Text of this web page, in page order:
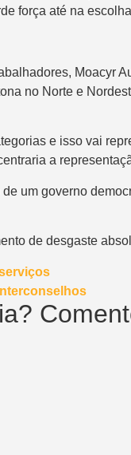
força até na
Moacyr
no Norte e
e isso vai
a
um governo
de desgaste